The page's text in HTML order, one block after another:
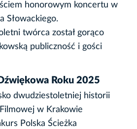
honorowym koncertu w
Słowackiego.
twórca został gorąco
publiczność i gości
Roku 2025
dwudziestoletniej historii
w Krakowie
Polska Ścieżka